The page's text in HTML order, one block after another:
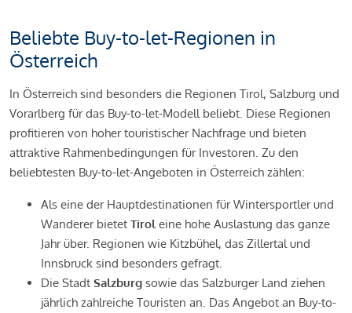
Beliebte Buy-to-let-Regionen in
Österreich
In Österreich sind besonders die Regionen Tirol, Salzburg und
Vorarlberg für das Buy-to-let-Modell beliebt. Diese Regionen
profitieren von hoher touristischer Nachfrage und bieten
attraktive Rahmenbedingungen für Investoren. Zu den
beliebtesten Buy-to-let-Angeboten in Österreich zählen:
Als eine der Hauptdestinationen für Wintersportler und
Wanderer bietet Tirol eine hohe Auslastung das ganze
Jahr über. Regionen wie Kitzbühel, das Zillertal und
Innsbruck sind besonders gefragt.
Die Stadt Salzburg sowie das Salzburger Land ziehen
jährlich zahlreiche Touristen an. Das Angebot an Buy-to-